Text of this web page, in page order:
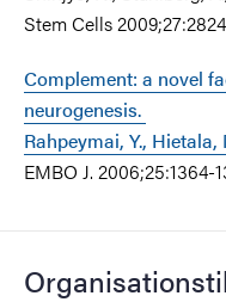
Stem Cells2009;
Complement: a novel
neurogenesis.
Rahpeymai, Y.,
EMBO J. 2006;25:1364-